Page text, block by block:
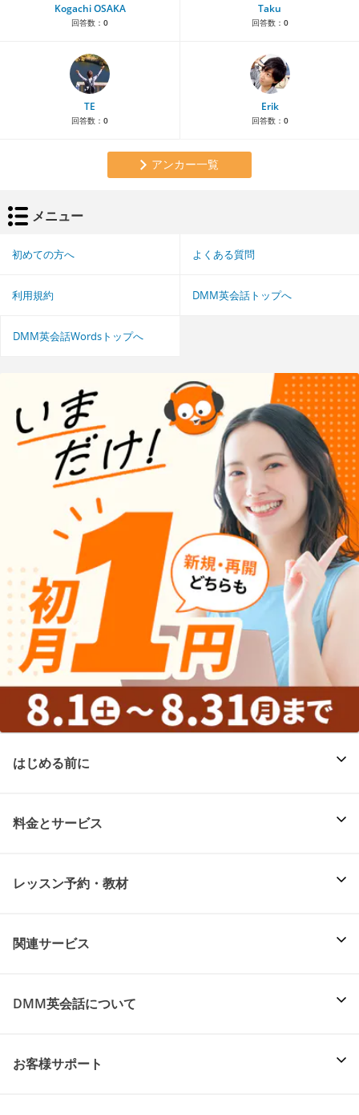
Kogachi OSAKA
回答数： 0
Taku
回答数： 0
TE
回答数： 0
Erik
回答数： 0
アンカー一覧
メニュー
初めての方へ よくある質問
利用規約 DMM英会話トップへ
DMM英会話Wordsトップへ
はじめる前に
料金とサービス
レッスン予約・教材
関連サービス
DMM英会話について
お客様サポート